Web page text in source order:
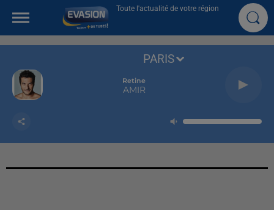
Toute l'actualité de votre région
Retine
AMIR
PARIS